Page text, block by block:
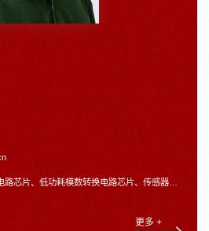
低功耗模数转换电路芯片、传感器接口电路芯片、智能传感器芯片。
更多 +